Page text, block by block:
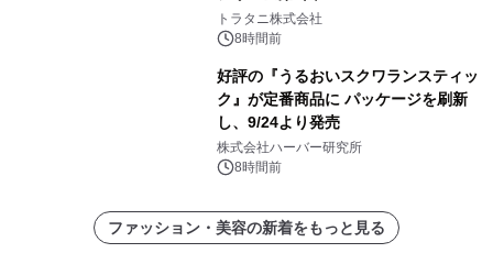
トラタニ株式会社
8時間前
好評の『うるおいスクワランスティッ
ク』が定番商品に パッケージを刷新
し、9/24より発売
株式会社ハーバー研究所
8時間前
ファッション・美容の新着をもっと見る